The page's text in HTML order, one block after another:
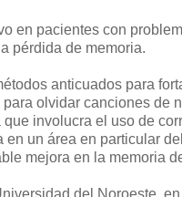
en pacientes con
pérdida de memoria.
anticuados para
olvidar canciones de
que involucra el uso de
en un área en particular
mejora en la memoria